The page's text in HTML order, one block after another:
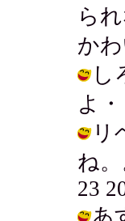
ら
か
し
よ
リ
ね
23
あ